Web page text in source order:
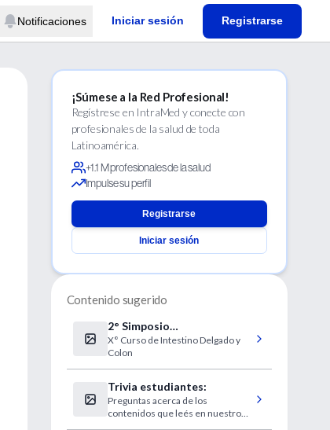
Notificaciones Iniciar sesión Registrarse
¡Súmese a la Red Profesional!
Regístrese en IntraMed y conecte con
profesionales de la salud de toda
Latinoamérica.
+1.1 M profesionales de la salud
Impulse su perfil
Registrarse
Iniciar sesión
Contenido sugerido
2° Simposio
Latinoamericano de
Enfermedad Celíaca
X° Curso de Intestino Delgado y
Colon
Trivia estudiantes:
Preguntas acerca de los
contenidos que leés en nuestro